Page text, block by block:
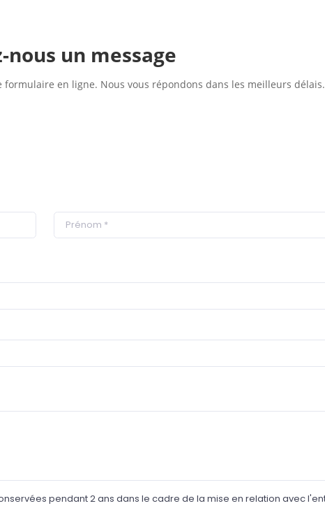
nous un message
en ligne. Nous vous répondons dans les meilleurs délais.